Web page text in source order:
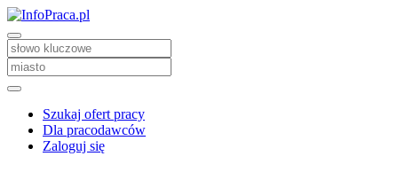
Szukaj ofert pracy
Dla pracodawców
Zaloguj się